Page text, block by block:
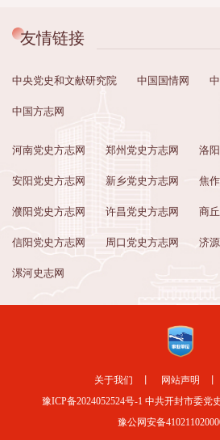
友情链接
中央党史和文献研究院 中国国情网
中国方志网
河南党史方志网 郑州党史方志网 洛
安阳党史方志网 新乡党史方志网 焦
濮阳党史方志网 许昌党史方志网 商
信阳党史方志网 周口党史方志网 济
漯河史志网
关于我们 网站声明
豫ICP备2024052524号-1 中共开封市委党
豫公网安备